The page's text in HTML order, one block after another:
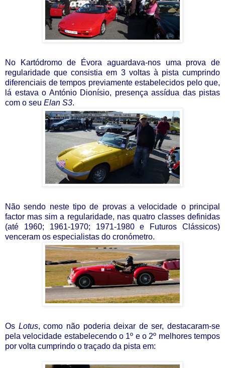
No Kartódromo de Évora aguardava-nos uma prova de
regularidade que consistia em 3 voltas à pista cumprindo
diferenciais de tempos previamente estabelecidos pelo que,
á estava o António Dionísio, presença assídua das pistas
com o seu Elan S3.
Não sendo neste tipo de provas a velocidade o principal
factor mas sim a regularidade, nas quatro classes definidas
(até 1960; 1961-1970; 1971-1980 e Futuros Clássicos)
venceram os especialistas do cronómetro.
Os Lotus, como não poderia deixar de ser, destacaram-se
pela velocidade estabelecendo o 1º e o 2º melhores tempos
por volta cumprindo o traçado da pista em: